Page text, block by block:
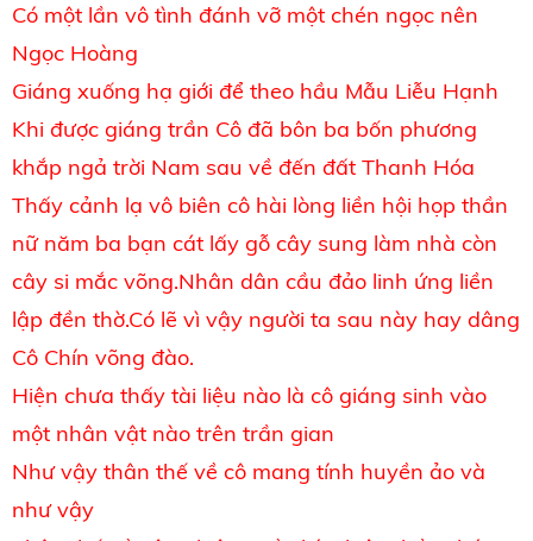
Có một lần vô tình đánh vỡ một chén ngọc nên
Ngọc Hoàng
Giáng xuống hạ giới để theo hầu Mẫu Liễu Hạnh
Khi được giáng trần Cô đã bôn ba bốn phương
khắp ngả trời Nam sau về đến đất Thanh Hóa
Thấy cảnh lạ vô biên cô hài lòng liền hội họp thần
nữ năm ba bạn cát lấy gỗ cây sung làm nhà còn
cây si mắc võng.Nhân dân cầu đảo linh ứng liền
lập đền thờ.Có lẽ vì vậy người ta sau này hay dâng
Cô Chín võng đào.
Hiện chưa thấy tài liệu nào là cô giáng sinh vào
một nhân vật nào trên trần gian
Như vậy thân thế về cô mang tính huyền ảo và
như vậy